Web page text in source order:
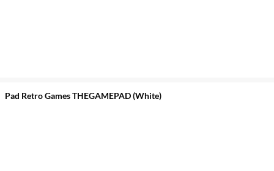
Pad Retro Games THEGAMEPAD (White)